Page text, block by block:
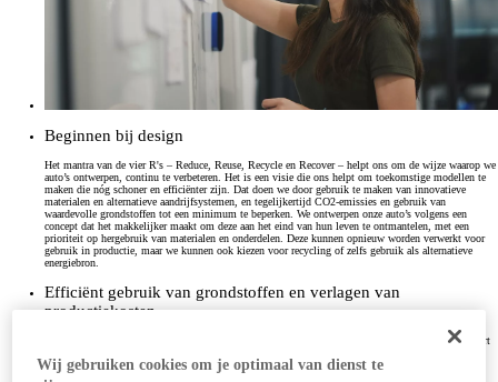
Beginnen bij design
Het mantra van de vier R's – Reduce, Reuse, Recycle en Recover – helpt ons om de wijze waarop we
auto’s ontwerpen, continu te verbeteren. Het is een visie die ons helpt om toekomstige modellen te
maken die nóg schoner en efficiënter zijn. Dat doen we door gebruik te maken van innovatieve
materialen en alternatieve aandrijfsystemen, en tegelijkertijd CO2-emissies en gebruik van
waardevolle grondstoffen tot een minimum te beperken. We ontwerpen onze auto’s volgens een
concept dat het makkelijker maakt om deze aan het eind van hun leven te ontmantelen, met een
prioriteit op hergebruik van materialen en onderdelen. Deze kunnen opnieuw worden verwerkt voor
gebruik in productie, maar we kunnen ook kiezen voor recycling of zelfs gebruik als alternatieve
energiebron.
Efficiënt gebruik van grondstoffen en verlagen van
productiekosten
We vinden continu nieuwe manieren om onderdelen en grondstoffen te hergebruiken. Dit vermindert
belasten. Tijdens het productieproces zorgen we ervoor dat we grondstoffen zoveel mogelijk
hergebruiken, in plaats van weggooien. Dat geldt ook voor water en eventuele restmaterialen die
Wij gebruiken cookies om je optimaal van dienst te